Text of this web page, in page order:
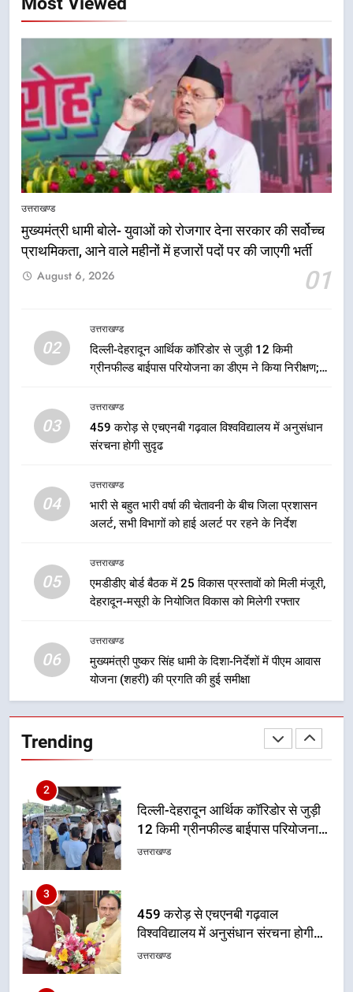
उत्तराखण्ड
मुख्यमंत्री धामी बोले- युवाओं को रोजगार देना सरकार की सर्वोच्च
प्राथमिकता, आने वाले महीनों में हजारों पदों पर की जाएगी भर्ती
01
August 6, 2026
02
उत्तराखण्ड
दिल्ली-देहरादून आर्थिक कॉरिडोर से जुड़ी 12 किमी
ग्रीनफील्ड बाईपास परियोजना का डीएम ने किया निरीक्षण;
सुरक्षा मानकों से कोई समझौता नहींः डीएम
03
उत्तराखण्ड
459 करोड़ से एचएनबी गढ़वाल विश्वविद्यालय में अनुसंधान
संरचना होगी सुदृढ
04
उत्तराखण्ड
भारी से बहुत भारी वर्षा की चेतावनी के बीच जिला प्रशासन
अलर्ट, सभी विभागों को हाई अलर्ट पर रहने के निर्देश
05
उत्तराखण्ड
एमडीडीए बोर्ड बैठक में 25 विकास प्रस्तावों को मिली मंजूरी,
देहरादून-मसूरी के नियोजित विकास को मिलेगी रफ्तार
06
उत्तराखण्ड
मुख्यमंत्री पुष्कर सिंह धामी के दिशा-निर्देशों में पीएम आवास
योजना (शहरी) की प्रगति की हुई समीक्षा
Trending
5
को मिली मंजूरी, देहरादून-मसूरी के
नियोजित विकास को मिलेगी रफ्तार
उत्तराखण्ड
की हुई समीक्षा
उत्तराखण्ड
अभियुक्त को दून पुलिस ने हरिद्वार से किया
गिरफ्तार
उत्तराखण्ड
8
भारी बारिश का अलर्ट! 6 अगस्त को
1
वाले महीनों में हजारों पदों पर की जाएगी
भर्ती
उत्तराखण्ड
2
12 किमी ग्रीनफील्ड बाईपास परियोजना
निर्देश, सुरक्षा मानकों से कोई समझौता
नहींः डीएम
3
459 करोड़ से एचएनबी गढ़वाल
विश्वविद्यालय में अनुसंधान संरचना होगी
4
भारी से बहुत भारी वर्षा की चेतावनी के बीच
जिला प्रशासन अलर्ट, सभी विभागों को हाई